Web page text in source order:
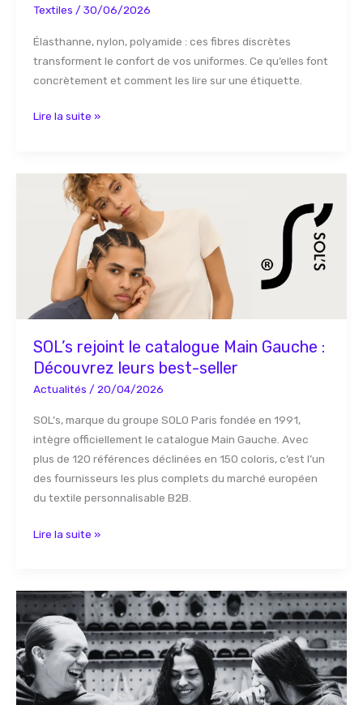
Textiles / 30/06/2026
Élasthanne, nylon, polyamide : ces fibres discrètes
transforment le confort de vos uniformes. Ce qu’elles font
concrètement et comment les lire sur une étiquette.
Lire la suite »
SOL’s rejoint le catalogue Main Gauche :
Découvrez leurs best-seller
Actualités / 20/04/2026
SOL’s, marque du groupe SOLO Paris fondée en 1991,
intègre officiellement le catalogue Main Gauche. Avec
plus de 120 références déclinées en 150 coloris, c’est l’un
des fournisseurs les plus complets du marché européen
du textile personnalisable B2B.
rejoint
catalogue
Gauche
Découvrez
leurs
seller
Lire la suite »
Comment
habiller
son
association
:
le